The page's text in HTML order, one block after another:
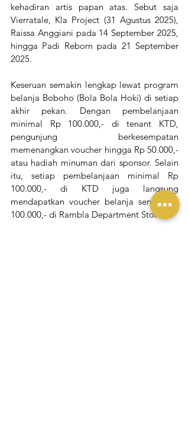
kehadiran artis papan atas. Sebut saja
Vierratale, Kla Project (31 Agustus 2025),
Raissa Anggiani pada 14 September 2025,
hingga Padi Reborn pada 21 September
2025.
Keseruan semakin lengkap lewat program
belanja Boboho (Bola Bola Hoki) di setiap
akhir pekan. Dengan pembelanjaan
minimal Rp 100.000,- di tenant KTD,
pengunjung berkesempatan
memenangkan voucher hingga Rp 50.000,-
atau hadiah minuman dari sponsor. Selain
itu, setiap pembelanjaan minimal Rp
100.000,- di KTD juga langsung
mendapatkan voucher belanja senilai Rp
100.000,- di Rambla Department Store.